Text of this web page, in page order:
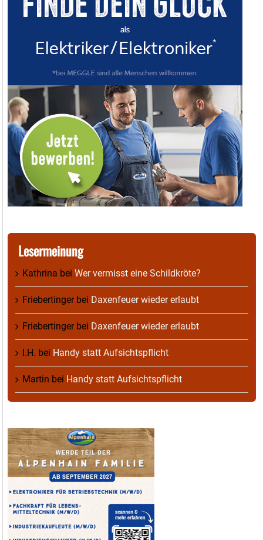
Lesermeinung
Kathrina bei Wer vermisst eine Schildkröte?
Friebertingerbei Daxenfeuer wieder erlaubt
Friebertingerbei Daxenfeuer wieder erlaubt
I.H. bei Handy statt Aufsichtspflicht
Martin bei Handy statt Aufsichtspflicht